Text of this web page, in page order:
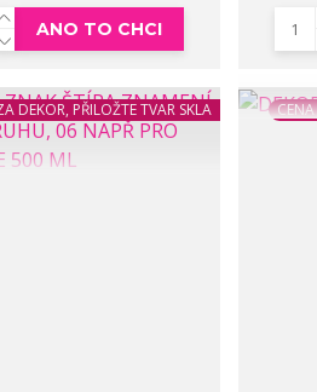
ANO TO CHCI
DEKOR, PŘILOŽTE TVAR SKLA